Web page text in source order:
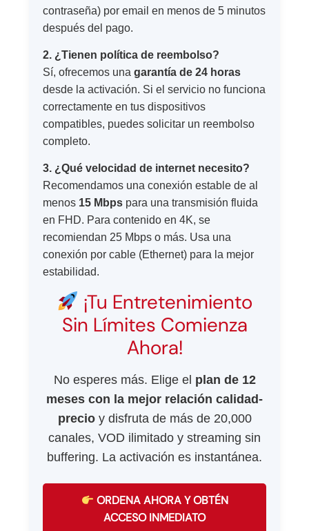
contraseña) por email en menos de 5 minutos
después del pago.
2. ¿Tienen política de reembolso?
Sí, ofrecemos unagarantía de 24 horas
desde la activación. Si el servicio no funciona
correctamente en tus dispositivos
compatibles, puedes solicitar un reembolso
completo.
3. ¿Qué velocidad de internet necesito?
Recomendamos una conexión estable de al
menos 15 Mbps para una transmisión fluida
en FHD. Para contenido en 4K, se
recomiendan 25 Mbps o más. Usa una
conexión por cable (Ethernet) para la mejor
estabilidad.
¡Tu Entretenimiento
Sin Límites Comienza
Ahora!
No esperes más. Elige el plan de 12
meses con la mejor relación calidad-
precioy disfruta de más de 20,000
canales, VOD ilimitado y streaming sin
buffering. La activación es instantánea.
ORDENA AHORA Y OBTÉN
ACCESO INMEDIATO